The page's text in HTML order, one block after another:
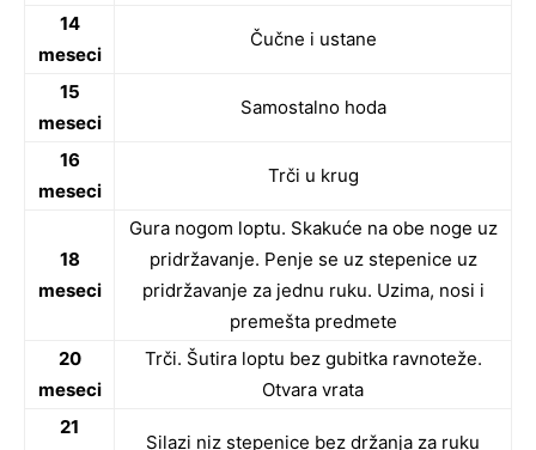
14
meseci
Čučne i ustane
15
meseci
Samostalno hoda
16
meseci
Trči u krug
18
meseci
Gura nogom loptu. Skakuće na obe noge uz
pridržavanje. Penje se uz stepenice uz
pridržavanje za jednu ruku. Uzima, nosi i
premešta predmete
20
meseci
Trči. Šutira loptu bez gubitka ravnoteže.
Otvara vrata
21
Silazi niz stepenice bez držanja za ruku